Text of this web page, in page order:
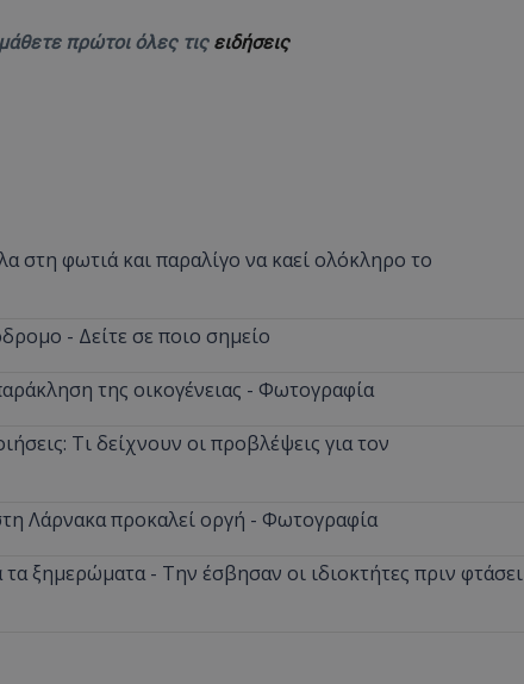
πρώτοι όλες τις ειδήσεις
στη φωτιά και παραλίγο να καεί ολόκληρο το
- Δείτε σε ποιο σημείο
της οικογένειας - Φωτογραφία
Τι δείχνουν οι προβλέψεις για τον
Λάρνακα προκαλεί οργή - Φωτογραφία
ξημερώματα - Την έσβησαν οι ιδιοκτήτες πριν φτάσει